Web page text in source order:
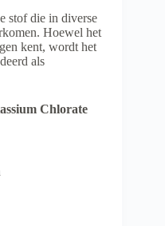
stof die in diverse
Hoewel het
kent, wordt het
als
Chlorate